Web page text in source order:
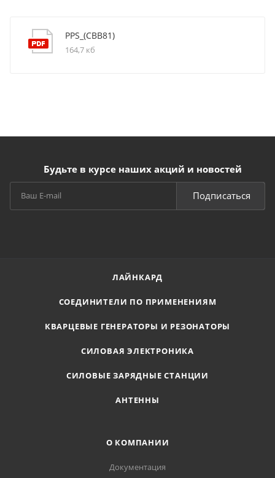
PPS_(CBB81)
164,7 кб
Будьте в курсе наших акций и новостей
Подписаться
ЛАЙНКАРД
СОЕДИНИТЕЛИ ПО ПРИМЕНЕНИЯМ
КВАРЦЕВЫЕ ГЕНЕРАТОРЫ И РЕЗОНАТОРЫ
СИЛОВАЯ ЭЛЕКТРОНИКА
СИЛОВЫЕ ЗАРЯДНЫЕ СТАНЦИИ
АНТЕННЫ
О КОМПАНИИ
Документация